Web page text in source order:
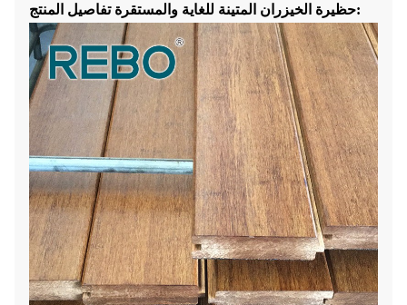
حظيرة الخيزران المتينة للغاية والمستقرة تفاصيل المنتج: